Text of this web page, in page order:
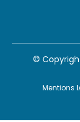
©
Mentions